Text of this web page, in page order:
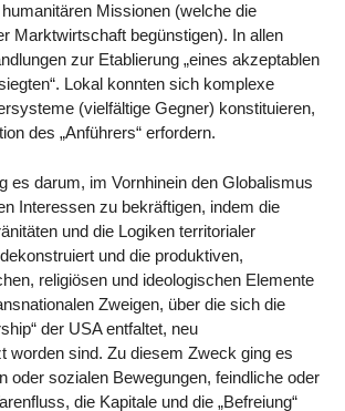
Missionen (welche die
Marktwirtschaft begünstigen). In allen
zur Etablierung „eines akzeptablen
Lokal konnten sich komplexe
(vielfältige Gegner) konstituieren,
des „Anführers“ erfordern.
es darum, im Vornhinein den Globalismus
Interessen zu bekräftigen, indem die
und die Logiken territorialer
und die produktiven,
religiösen und ideologischen Elemente
Zweigen, über die sich die
der USA entfaltet, neu
worden sind. Zu diesem Zweck ging es
oder sozialen Bewegungen, feindliche oder
die Kapitale und die „Befreiung“